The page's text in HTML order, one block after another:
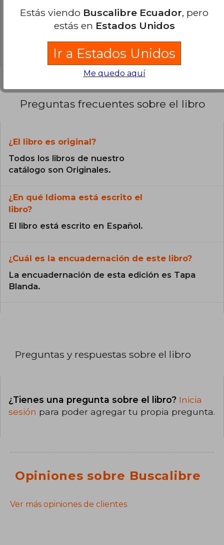
Ramírez ha sido reconocido
Alfaguara de Novela (1998) y el Premio
Cervantes (2017), siendo el primer
centroamericano en recibir este último. En
2024, la Universidad de Guadalajara le otorgó el
doctorado honoris causa, destacando su
ser despojado de su ciudadanía nicaragüense
0% (0)
0% (0)
0% (0)
Preguntas frecuentes sobre el libro
¿El libro es original?
Todos los libros de nuestro
catálogo son Originales.
¿En qué Idioma está escrito el
libro?
El libro está escrito en Español.
¿Cuál es la encuadernación de este libro?
La encuadernación de esta edición es Tapa
Blanda.
Preguntas y respuestas sobre el libro
¿Tienes una pregunta sobre el libro? Inicia
sesión para poder agregar tu propia pregunta.
Opiniones sobre Buscalibre
Ver más opiniones de clientes
Estás viendo Buscalibre Ecuador, pero
estás en Estados Unidos
Ir a Estados Unidos
Me quedo aquí